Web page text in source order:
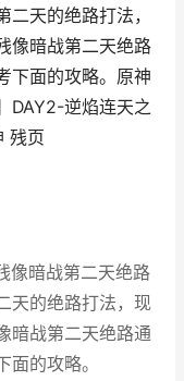
天的绝路打法，
像暗战第二天绝路
下面的攻略。原神
DAY2-逆焰连天之
残页
像暗战第二天绝路
天的绝路打法，现
暗战第二天绝路通
面的攻略。